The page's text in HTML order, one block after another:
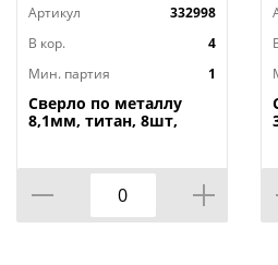
Артикул
332998
В кор.
4
Мин. партия
1
Сверло по металлу
8,1мм, титан, 8шт,